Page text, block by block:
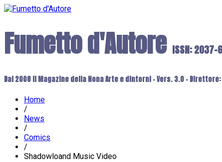
Fumetto d'Autore ISSN: 2037-
Dal 2008 il Magazine della Nona Arte e dintorni - Vers. 3.0 -
Home
/
News
/
Comics
/
Shadowloand Music Video